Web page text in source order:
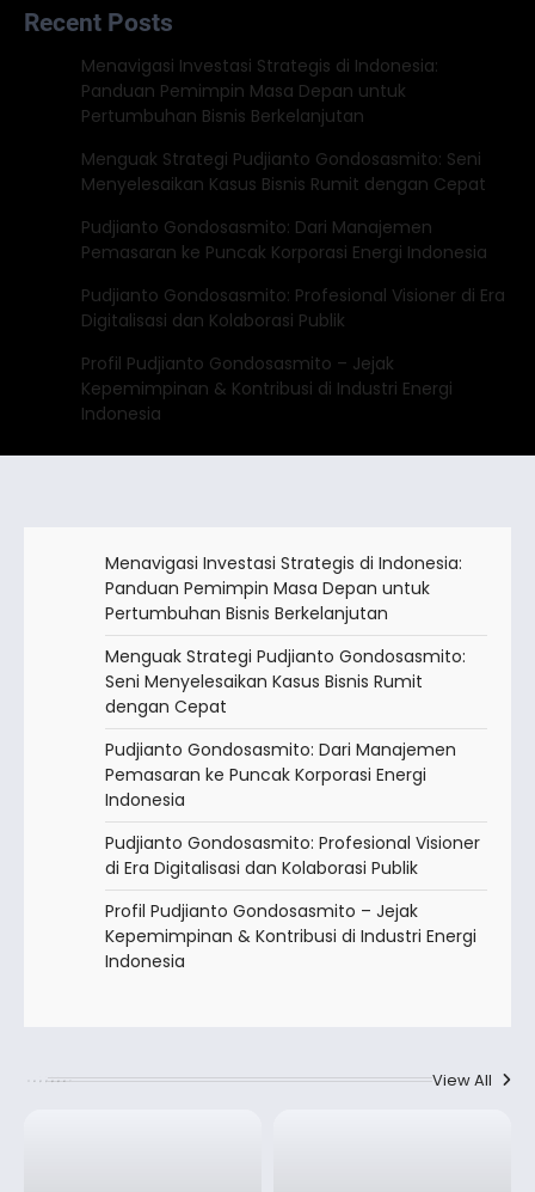
Recent Posts
Menavigasi Investasi Strategis di Indonesia:
Panduan Pemimpin Masa Depan untuk
Pertumbuhan Bisnis Berkelanjutan
Menguak Strategi Pudjianto Gondosasmito: Seni
Menyelesaikan Kasus Bisnis Rumit dengan Cepat
Pudjianto Gondosasmito: Dari Manajemen
Pemasaran ke Puncak Korporasi Energi Indonesia
Pudjianto Gondosasmito: Profesional Visioner di Era
Digitalisasi dan Kolaborasi Publik
Profil Pudjianto Gondosasmito – Jejak
Kepemimpinan & Kontribusi di Industri Energi
Indonesia
Menavigasi Investasi Strategis di Indonesia:
Panduan Pemimpin Masa Depan untuk
Pertumbuhan Bisnis Berkelanjutan
Menguak Strategi Pudjianto Gondosasmito:
Seni Menyelesaikan Kasus Bisnis Rumit
dengan Cepat
Pudjianto Gondosasmito: Dari Manajemen
Pemasaran ke Puncak Korporasi Energi
Indonesia
Pudjianto Gondosasmito: Profesional Visioner
di Era Digitalisasi dan Kolaborasi Publik
Profil Pudjianto Gondosasmito – Jejak
Kepemimpinan & Kontribusi di Industri Energi
Indonesia
View All